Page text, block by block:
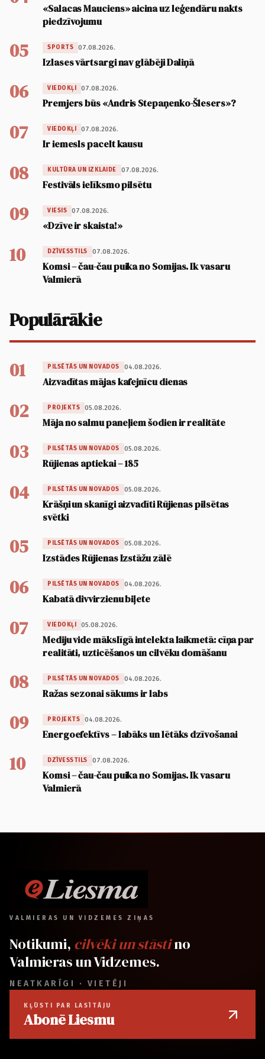
«Salacas Mauciens» aicina uz leģendāru nakts
piedzīvojumu
05 SPORTS 07.08.2026.
Izlases vārtsargi nav glābēji Daliņā
06 VIEDOKĻI 07.08.2026.
Premjers būs «Andris Stepaņenko-Šlesers»?
07 VIEDOKĻI 07.08.2026.
Ir iemesls pacelt kausu
08 KULTŪRA UN IZKLAIDE 07.08.2026.
Festivāls ielīksmo pilsētu
09 VIESIS 07.08.2026.
«Dzīve ir skaista!»
10 DZĪVESSTILS 07.08.2026.
Komsi – čau-čau puika no Somijas. Ik vasaru
Valmierā
Populārākie
01 PILSĒTĀS UN NOVADOS 04.08.2026.
Aizvadītas mājas kafejnīcu dienas
02 PROJEKTS 05.08.2026.
Māja no salmu paneļiem šodien ir realitāte
03 PILSĒTĀS UN NOVADOS 05.08.2026.
Rūjienas aptiekai – 185
04 PILSĒTĀS UN NOVADOS 05.08.2026.
Krāšņi un skanīgi aizvadīti Rūjienas pilsētas
svētki
05 PILSĒTĀS UN NOVADOS 05.08.2026.
Izstādes Rūjienas Izstāžu zālē
06 PILSĒTĀS UN NOVADOS 04.08.2026.
Kabatā divvirzienu biļete
07 VIEDOKĻI 05.08.2026.
Mediju vide mākslīgā intelekta laikmetā: cīņa par
realitāti, uzticēšanos un cilvēku domāšanu
08 PILSĒTĀS UN NOVADOS 04.08.2026.
Ražas sezonai sākums ir labs
09 PROJEKTS 04.08.2026.
Energoefektīvs – labāks un lētāks dzīvošanai
10 DZĪVESSTILS 07.08.2026.
Komsi – čau-čau puika no Somijas. Ik vasaru
Valmierā
VALMIERAS UN VIDZEMES ZIŅAS
Notikumi, cilvēki un stāstino
Valmieras un Vidzemes.
NEATKARĪGI · VIETĒJI
KĻŪSTI PAR LASĪTĀJU
Abonē Liesmu